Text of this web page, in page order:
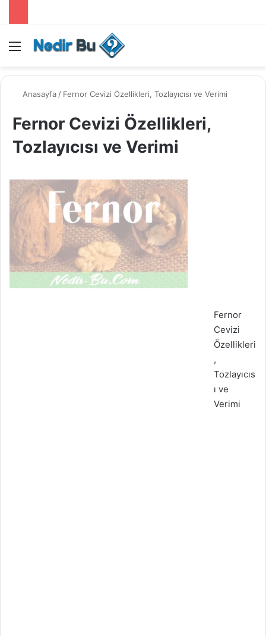
Menü
Anasayfa / Fernor Cevizi Özellikleri, Tozlayıcısı ve Verimi
Fernor Cevizi Özellikleri,
Tozlayıcısı ve Verimi
Fernor
Cevizi
Özellikleri
,
Tozlayıcıs
ı ve
Verimi